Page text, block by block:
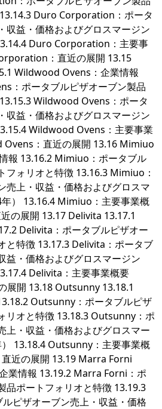
Duro Corporation：ポータ
収益・価格およびグロスマージン
Duro Corporation：主要事
：直近の展開 13.15
Wildwood Ovens：企業情報
：ポータブルピザオーブン製品
Wildwood Ovens：ポータ
収益・価格およびグロスマージン
Wildwood Ovens：主要事業
：直近の展開 13.16 Mimiuo
報 13.16.2 Mimiuo：ポータブル
フォリオと特徴 13.16.3 Mimiuo：
売上・収益・価格およびグロスマ
） 13.16.4 Mimiuo：主要事業概
の展開 13.17 Delivita 13.17.1
Delivita：ポータブルピザオー
と特徴 13.17.3 Delivita：ポータブ
益・価格およびグロスマージン
Delivita：主要事業概要
展開 13.18 Outsunny 13.18.1
Outsunny：ポータブルピザ
リオと特徴 13.18.3 Outsunny：ポ
上・収益・価格およびグロスマー
13.18.4 Outsunny：主要事業概
近の展開 13.19 Marra Forni
業情報 13.19.2 Marra Forni：ポ
品ポートフォリオと特徴 13.19.3
ピザオーブン売上・収益・価格